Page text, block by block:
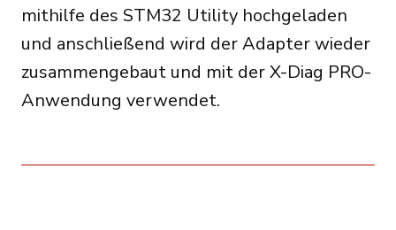
mithilfe des STM32 Utility hochgeladen
und anschließend wird der Adapter wieder
zusammengebaut und mit der X-Diag PRO-
Anwendung verwendet.